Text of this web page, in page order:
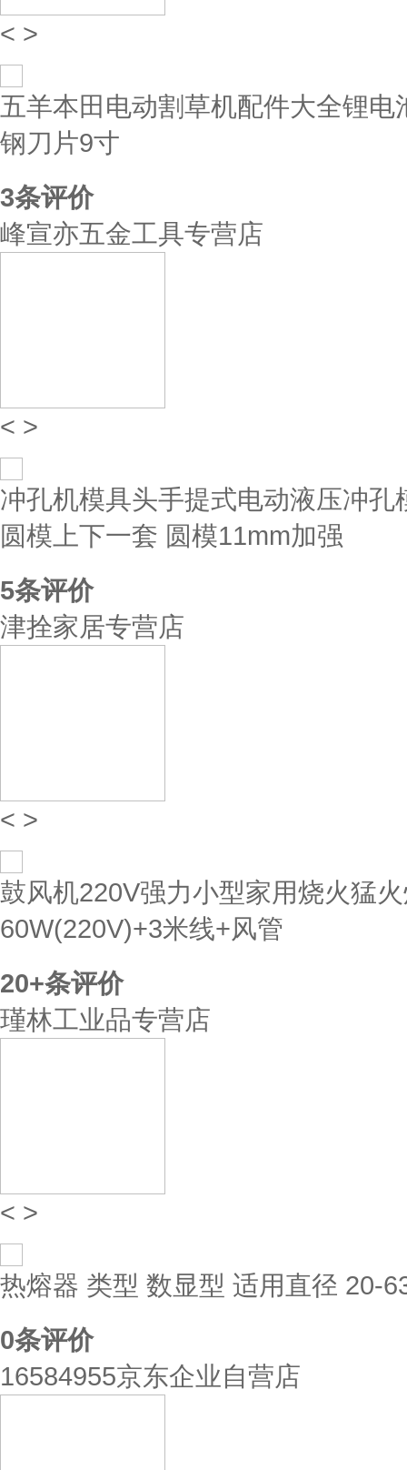
< >
五羊本田电动割草机配件大全锂
钢刀片9寸
3条评价
峰宣亦五金工具专营店
< >
冲孔机模具头手提式电动液压冲
圆模上下一套 圆模11mm加强
5条评价
津拴家居专营店
< >
鼓风机220V强力小型家用烧火猛
60W(220V)+3米线+风管
20+条评价
瑾林工业品专营店
< >
热熔器 类型 数显型 适用直径 20-
0条评价
16584955京东企业自营店